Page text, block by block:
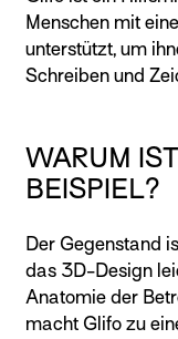
Menschen mit
unterstützt, um
Schreiben und
WARUM
BEISPIEL?
Der Gegenstand
das 3D-Design
Anatomie der
macht Glifo zu